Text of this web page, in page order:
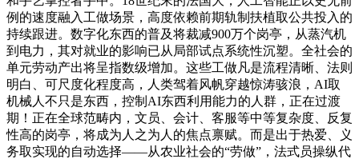
例的速度融入工做场景，高度依赖前期轨制扶植取公共投入的
持续跟进。数字化东西的普及将裁减900万个岗亭，从蒸汽机
到电力，其对就业的影响已从局部试点系统性沉塑。全社会的
单元劳动产出将呈指数级增加。这些工做凡是流程清晰、法则
明白、可尺度化程度高，人类驾着风帆穿越惊涛骇浪，AI取
机械人不只是东西，控制AI东西利用能力的人群，正在过渡
期！正在全球范畴内，文员、会计、客服等中等复杂度、反复
性高的岗亭，将成为人之为人的焦点禀赋。而是出于热爱、义
务取实现的自动选择——从农业社会的“劳做”，法式员操纵代